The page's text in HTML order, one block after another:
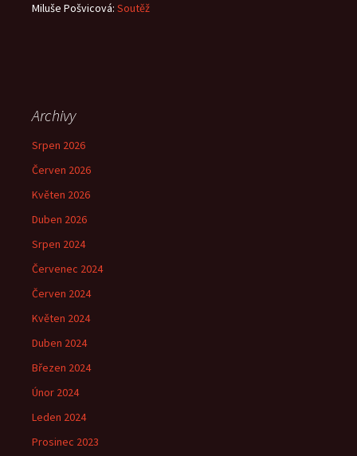
Miluše Pošvicová: Soutěž
Archivy
Srpen 2026
Červen 2026
Květen 2026
Duben 2026
Srpen 2024
Červenec 2024
Červen 2024
Květen 2024
Duben 2024
Březen 2024
Únor 2024
Leden 2024
Prosinec 2023